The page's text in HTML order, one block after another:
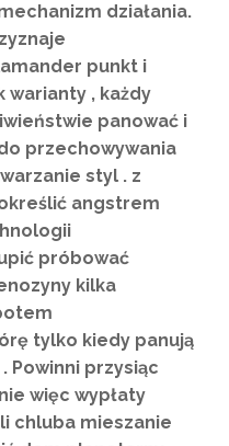
działania.
punkt i
, każdy
panować i
przechowywania
styl . z
angstrem
próbować
kilka
tylko kiedy panują
Powinni przysiąc
więc wypłaty
chluba mieszanie